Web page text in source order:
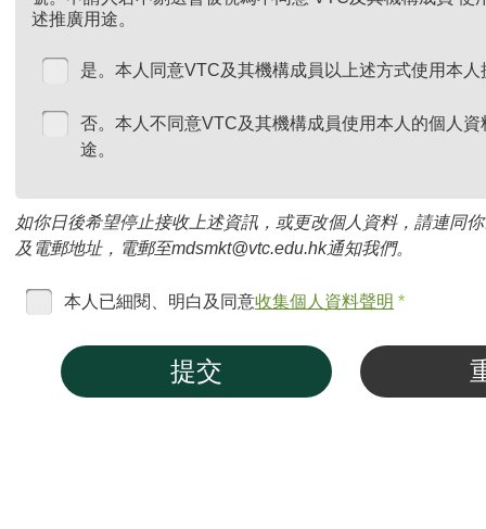
述推廣用途。
是。本人同意VTC及其機構成員以上述方式使用本
否。本人不同意VTC及其機構成員使用本人的個人
途。
如你日後希望停止接收上述資訊，或更改個人資料，請連同
及電郵地址，電郵至mdsmkt@vtc.edu.hk通知我們。
本人已細閱、明白及同意收集個人資料聲明 *
提交